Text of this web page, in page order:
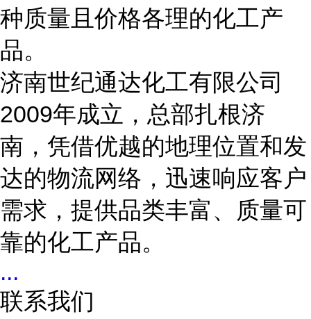
种质量且价格各理的化工产
品。
济南世纪通达化工有限公司
2009年成立，总部扎根济
南，凭借优越的地理位置和发
达的物流网络，迅速响应客户
需求，提供品类丰富、质量可
靠的化工产品。
...
联系我们